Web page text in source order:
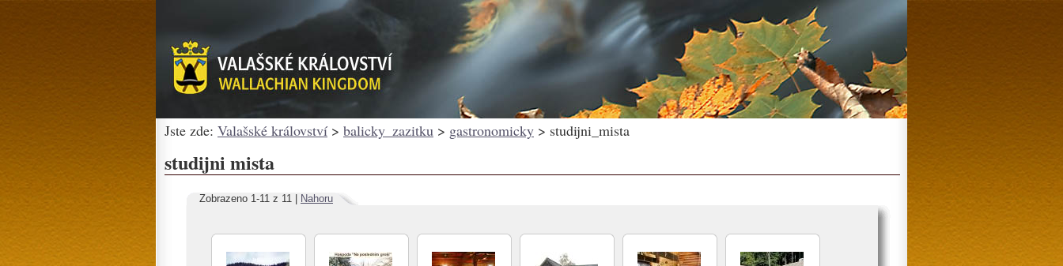
Jste zde: Valašské království > balicky_zazitku > gastronomicky > studijni_mista
studijni mista
Zobrazeno 1-11 z 11 | Nahoru